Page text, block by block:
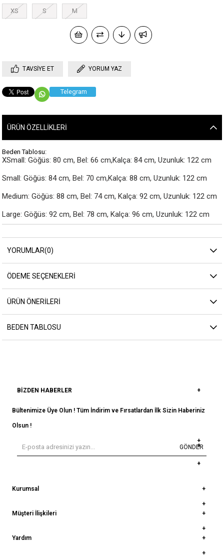
XS S M
TAVSIYE ET YORUM YAZ
Telegram
ÜRÜN ÖZELLIKLERI
Beden Tablosu:
XSmall: Göğüs: 80 cm, Bel: 66 cm,Kalça: 84 cm, Uzunluk: 122 cm
Small: Göğüs: 84 cm, Bel: 70 cm,Kalça: 88 cm, Uzunluk: 122 cm
Medium: Göğüs: 88 cm, Bel: 74 cm, Kalça: 92 cm, Uzunluk: 122 cm
Large: Göğüs: 92 cm, Bel: 78 cm, Kalça: 96 cm, Uzunluk: 122 cm
YORUMLAR(0)
ÖDEME SEÇENEKLERI
ÜRÜN ÖNERILERI
BEDEN TABLOSU
BIZDEN HABERLER
Bültenimize Üye Olun ! Tüm İndirim ve Fırsatlardan İlk Sizin Haberiniz
Olsun !
GÖNDER
Kurumsal
Müşteri İlişkileri
Yardım